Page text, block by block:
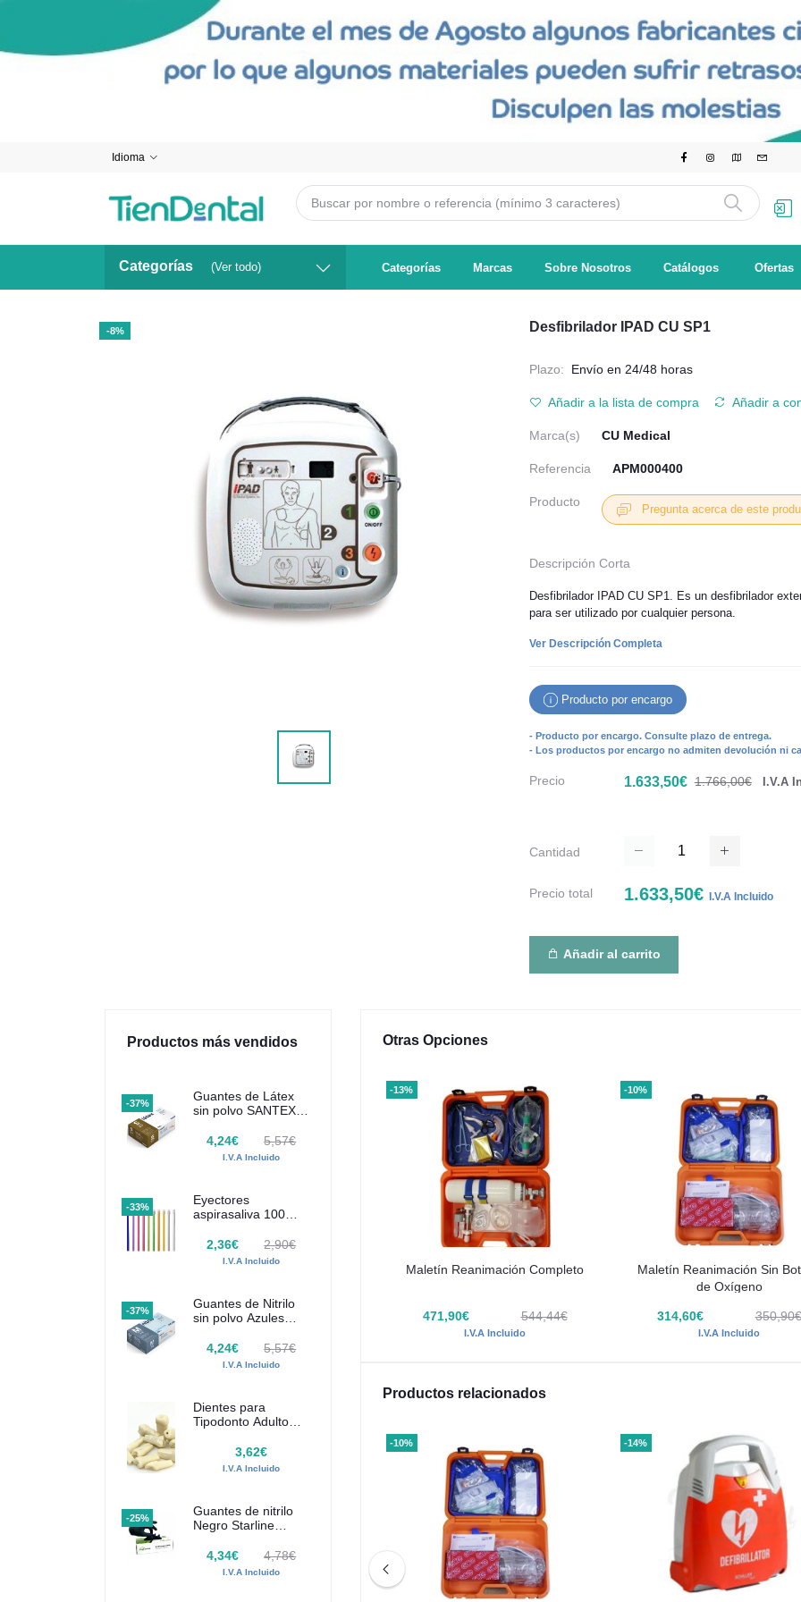
Idioma
Categorías (Ver todo) Categorías Marcas Sobre Nosotros Catálogos Ofertas
-8% Desfibrilador IPAD CU SP1
Plazo: Envío en 24/48 horas
Añadir a la lista de compra Añadir a
Marca(s) CU Medical
Referencia APM000400
Producto
Pregunta acerca de este
Descripción Corta
Desfibrilador IPAD CU SP1. Es un desfibrilador
para ser utilizado por cualquier persona.
Ver Descripción Completa
Producto por encargo
- Producto por encargo. Consulte plazo de entrega.
- Los productos por encargo no admiten devolución ni
Precio 1.633,50€ 1.766,00€ I.V.A
Cantidad
Precio total 1.633,50€I.V.A Incluido
Añadir al carrito
Productos más vendidos
-37%
Guantes de Látex
sin polvo SANTEX
4,24€
5,57€
I.V.A Incluido
-33%
Eyectores
aspirasaliva 100
Monoart
2,36€ 2,90€
I.V.A Incluido
-37%
Guantes de Nitrilo
sin polvo Azules
4,24€
5,57€
I.V.A Incluido
Dientes para
Tipodonto Adulto
3,62€
I.V.A Incluido
-25%
Guantes de nitrilo
Negro Starline
4,34€
4,78€
I.V.A Incluido
Otras Opciones
-13%
Maletín Reanimación Completo
471,90€ 544,44€
I.V.A Incluido
-10%
Maletín Reanimación Sin
de Oxígeno
314,60€ 350,90€
I.V.A Incluido
Productos relacionados
-13% -10% -14%